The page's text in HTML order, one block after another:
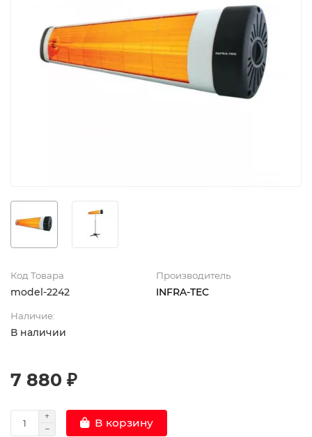
Код Товара
model-2242
Производитель
INFRA-TEC
Наличие:
В наличии
7 880 ₽
В корзину